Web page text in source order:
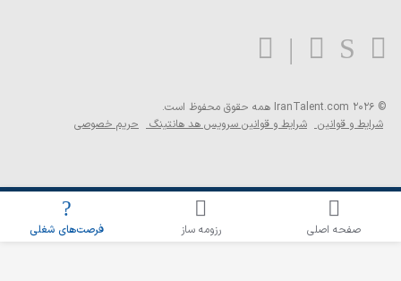
اطلاع‌رسانی شغلی را برای این جستجو فعال کنید
بلاگ
© 2026 IranTalent.com
همه حقوق محفوظ است.
شرایط و قوانین شرایط و قوانین سرویس هد هانتینگ حریم خصوصی
صفحه اصلی رزومه ساز فرصت‌های شغلی